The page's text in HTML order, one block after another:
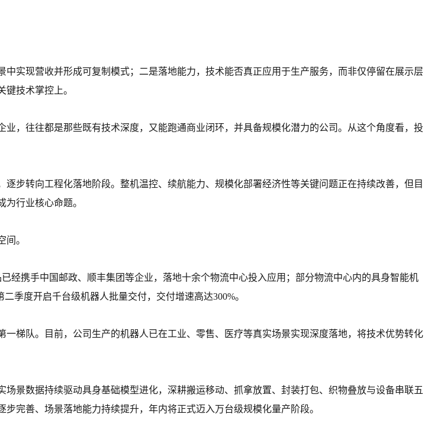
实现营收并形成可复制模式；二是落地能力，技术能否真正应用于生产服务，而非仅停留在展示层
技术掌控上。
，往往都是那些既有技术深度，又能跑通商业闭环，并具备规模化潜力的公司。从这个角度看，投
步转向工程化落地阶段。整机温控、续航能力、规模化部署经济性等关键问题正在持续改善，但目
行业核心命题。
。
经携手中国邮政、顺丰集团等企业，落地十余个物流中心投入应用；部分物流中心内的具身智能机
季度开启千台级机器人批量交付，交付增速高达300%。
梯队。目前，公司生产的机器人已在工业、零售、医疗等真实场景实现深度落地，将技术优势转化
景数据持续驱动具身基础模型进化，深耕搬运移动、抓拿放置、封装打包、织物叠放与设备串联五
完善、场景落地能力持续提升，年内将正式迈入万台级规模化量产阶段。